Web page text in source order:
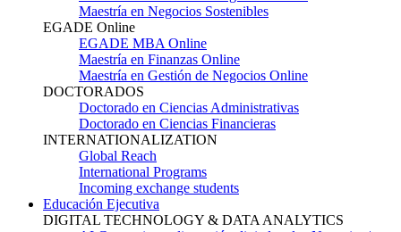
Maestría en Negocios Sostenibles
EGADE Online
EGADE MBA Online
Maestría en Finanzas Online
Maestría en Gestión de Negocios Online
DOCTORADOS
Doctorado en Ciencias Administrativas
Doctorado en Ciencias Financieras
INTERNATIONALIZATION
Global Reach
International Programs
Incoming exchange students
Educación Ejecutiva
DIGITAL TECHNOLOGY & DATA ANALYTICS